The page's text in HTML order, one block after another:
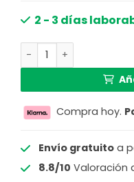
2 - 3 días
Plafón moderno color
Compra hoy.
Envío gratuitoa
8.8/10 Valoración